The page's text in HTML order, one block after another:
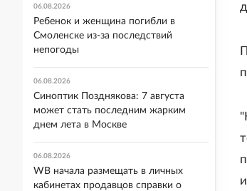
06.08.2026
Ребенок и женщина погибли в
Смоленске из-за последствий
непогоды
06.08.2026
Синоптик Позднякова: 7 августа
может стать последним жарким
днем лета в Москве
06.08.2026
WB начала размещать в личных
кабинетах продавцов справки о